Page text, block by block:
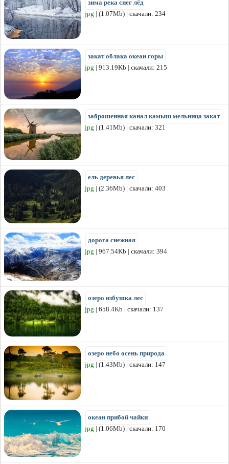
зима река снег лёд
jpg | (1.07Mb) | скачали: 234
закат облака океан горы
jpg | 913.19Kb | скачали: 215
заброшенная канал камыш мельница закат
jpg | (1.41Mb) | скачали: 321
ель деревья лес
jpg | (2.36Mb) | скачали: 403
дорога снежная
jpg | 967.54Kb | скачали: 394
озеро избушка лес
jpg | 658.4Kb | скачали: 137
озеро небо осень природа
jpg | (1.43Mb) | скачали: 147
океан прибой чайки
jpg | (1.06Mb) | скачали: 170